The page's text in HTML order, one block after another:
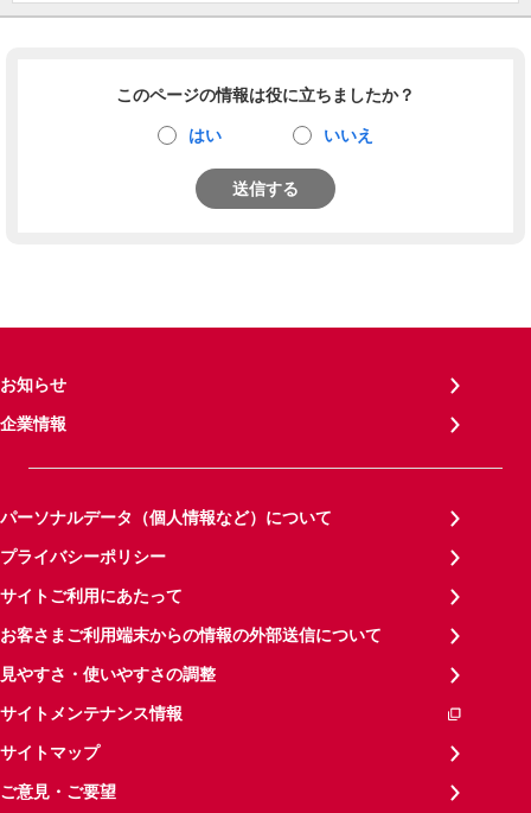
このページの情報は役に立ちましたか？
はい いいえ
送信する
お知らせ
企業情報
パーソナルデータ（個人情報など）について
プライバシーポリシー
サイトご利用にあたって
お客さまご利用端末からの情報の外部送信について
見やすさ・使いやすさの調整
サイトメンテナンス情報
サイトマップ
ご意見・ご要望